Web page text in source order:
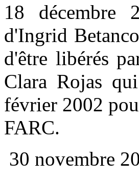
18 décembre
d'Ingrid
d'être libérés
Clara Rojas
février 2002
FARC.
30 novembre